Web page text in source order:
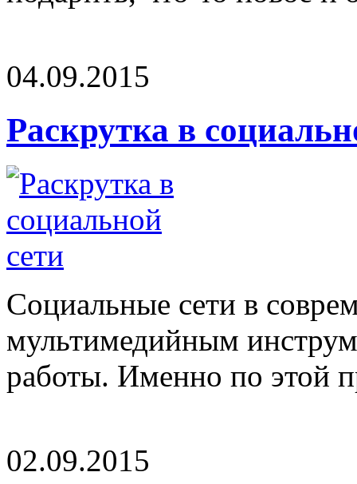
04.09.2015
Раскрутка в
Социальные сети в
мультимедийным
работы. Именно по этой
02.09.2015